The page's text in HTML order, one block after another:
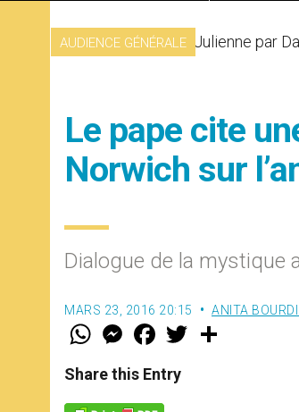
AUDIENCE GÉNÉRALE
Le pape cite
Norwich sur
Dialogue de la mystique
MARS 23, 2016 20:15 ANITA
W
t
s
M
e
s
e
F
a
e
b
w
Share this Entry